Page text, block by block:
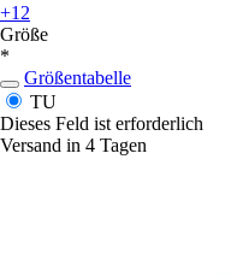
+12
Größe
*
Größentabelle
TU
Dieses Feld ist erforderlich
Versand in 4 Tagen